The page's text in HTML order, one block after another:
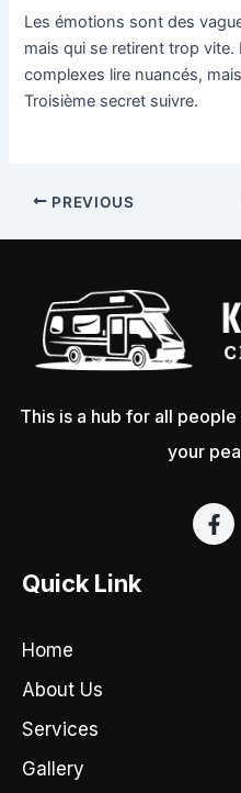
Les émotions sont des
mais qui se retirent trop
complexes lire nuancés,
Troisième secret suivre.
PREVIOUS
This is a hub for all
your
F
a
Quick Link
Home
About Us
Services
Gallery